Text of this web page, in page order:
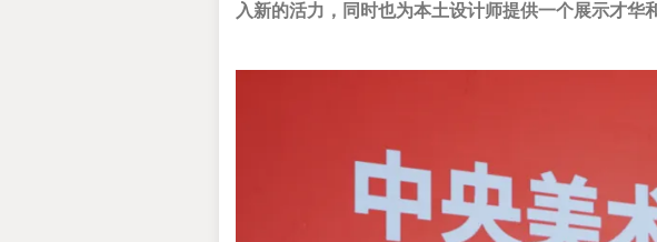
入新的活力，同时也为本土设计师提供一个展示才华